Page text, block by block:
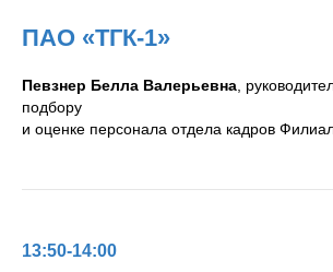
ПАО «ТГК-1»
Певзнер Белла Валерьевна ,
подбору
и оценке персонала отдела кадров
13:50-14:00